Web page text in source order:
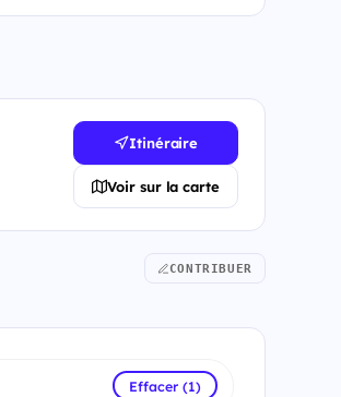
Itinéraire
Voir sur la carte
CONTRIBUER
Effacer (1)